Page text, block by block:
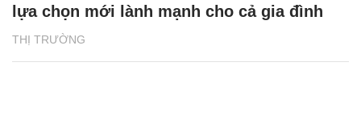
THỊ TRƯỜNG
lựa chọn mới lành mạnh cho cả gia đình